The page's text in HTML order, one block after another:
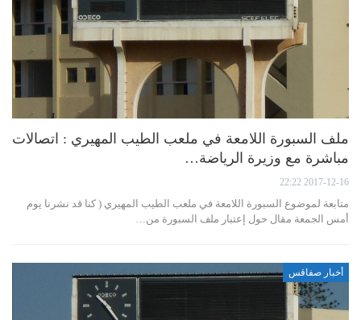
ملف السبورة اللامعة في ملعب الطيب المهيري : اتصالات
مباشرة مع وزيرة الرياضة…
2017-12-16 22:22
متابعة لموضوع السبورة اللامعة في ملعب الطيب المهيري ( كنا قد نشرنا يوم
أمس الجمعة مقال حول إعتبار ملف السبورة من…
أخبار صفاقس